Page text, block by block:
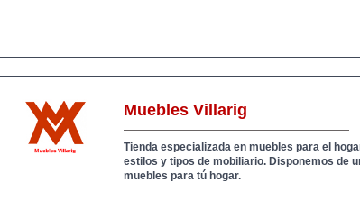
Muebles Villarig
Tienda especializada en muebles para el
estilos y tipos de mobiliario. Disponemos de
muebles para tú hogar.